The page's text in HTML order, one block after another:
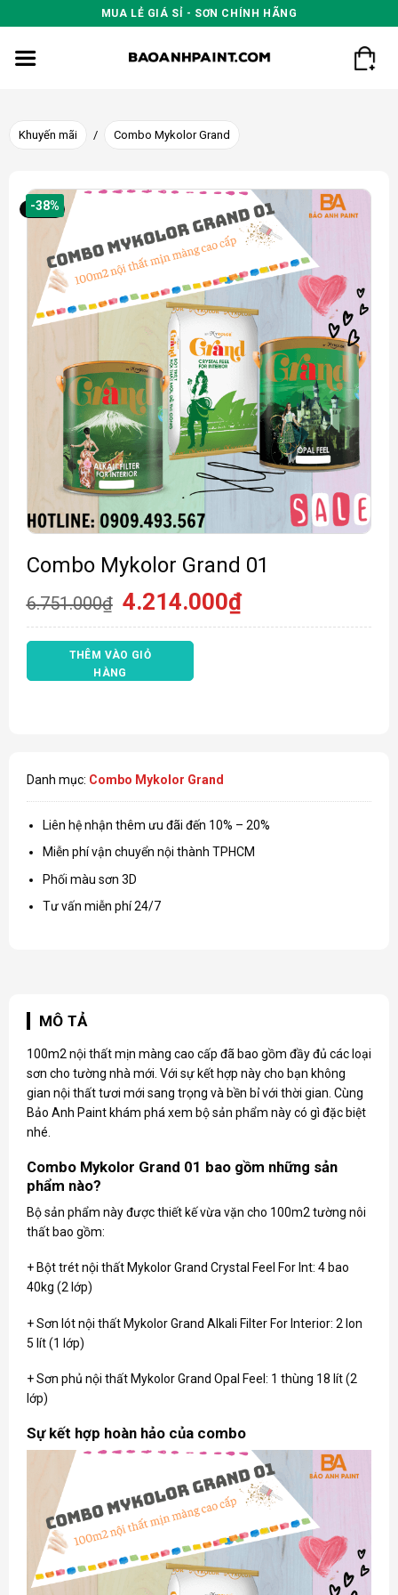
to
content
MUA LẺ GIÁ SỈ - SƠN CHÍNH HÃNG
Khuyến mãi / Combo Mykolor Grand
-38%
Combo Mykolor Grand 01
6.751.000₫ Giá
gốc
là:
6.751.000₫.
4.214.000₫Giá
hiện
tại
THÊM VÀO GIỎ
HÀNG
Danh mục: Combo Mykolor Grand
Liên hệ nhận thêm ưu đãi đến 10% – 20%
Miễn phí vận chuyển nội thành TPHCM
Phối màu sơn 3D
Tư vấn miễn phí 24/7
MÔ TẢ
100m2 nội thất mịn màng cao cấp đã bao gồm đầy đủ các loại
sơn cho tường nhà mới. Với sự kết hợp này cho bạn không
gian nội thất tươi mới sang trọng và bền bỉ với thời gian. Cùng
Bảo Anh Paint khám phá xem bộ sản phẩm này có gì đặc biệt
nhé.
Combo Mykolor Grand 01 bao gồm những sản
phẩm nào?
Bộ sản phẩm này được thiết kế vừa vặn cho 100m2 tường nôi
thất bao gồm:
+ Bột trét nội thất Mykolor Grand Crystal Feel For Int: 4 bao
40kg (2 lớp)
+ Sơn lót nội thất Mykolor Grand Alkali Filter For Interior: 2 lon
5 lít (1 lớp)
+ Sơn phủ nội thất Mykolor Grand Opal Feel: 1 thùng 18 lít (2
lớp)
Sự kết hợp hoàn hảo của combo